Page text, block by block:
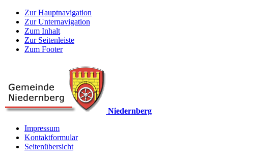
Zur Hauptnavigation
Zur Unternavigation
Zum Inhalt
Zur Seitenleiste
Zum Footer
Niedernberg
Impressum
Kontaktformular
Seitenübersicht